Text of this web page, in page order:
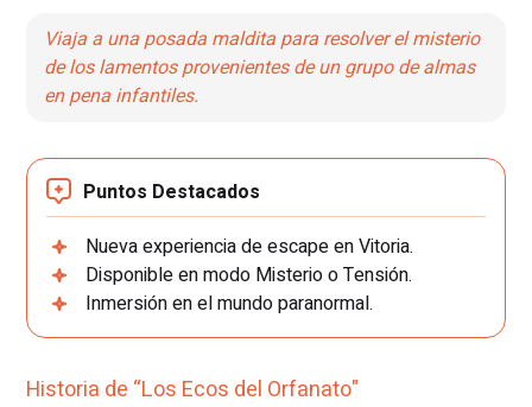
Viaja a una posada maldita para resolver el misterio
de los lamentos provenientes de un grupo de almas
en pena infantiles.
Puntos Destacados
Nueva experiencia de escape en Vitoria.
Disponible en modo Misterio o Tensión.
Inmersión en el mundo paranormal.
Historia de “Los Ecos del Orfanato"